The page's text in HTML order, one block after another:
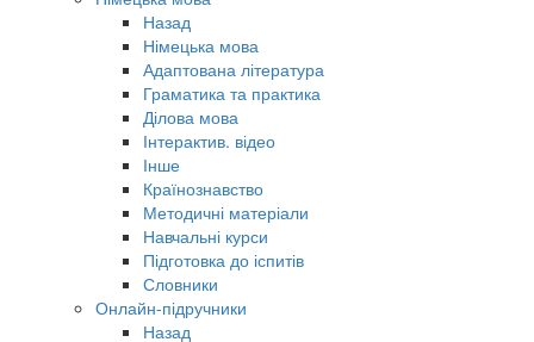
Назад
Німецька мова
Адаптована література
Граматика та практика
Ділова мова
Інтерактив. відео
Інше
Країнознавство
Методичні матеріали
Навчальні курси
Підготовка до іспитів
Словники
Онлайн-підручники
Назад